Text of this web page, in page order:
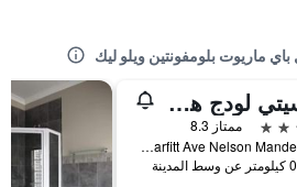
ماريوت بلومفونتين ويلو ليك
سيتي لودج هوتل بلويمفونتين
ممتاز 8.3
Cnr Parfitt Ave Nelson Mandela, بلويمفونتيين, محافظة فري ستايت, جنوب أفريقيا
المدينة